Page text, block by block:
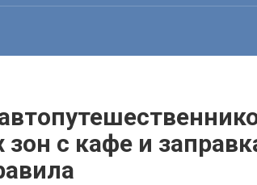
с кафе и